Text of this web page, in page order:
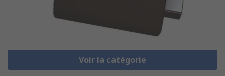
Voir la catégorie